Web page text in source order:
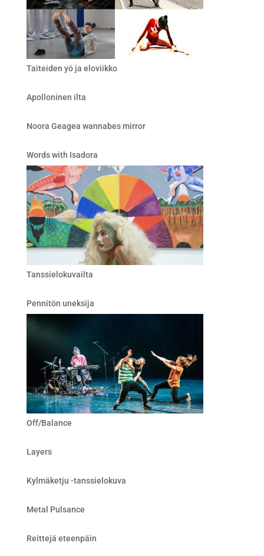
Taiteiden yö ja eloviikko
Apolloninen ilta
Noora Geagea wannabes mirror
Words with Isadora
Tanssielokuvailta
Pennitön uneksija
Off/Balance
Layers
Kylmäketju -tanssielokuva
Metal Pulsance
Reittejä eteenpäin